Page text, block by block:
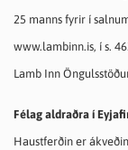
25 manns fyrir í
www.lambinn.is, í s.
Lamb Inn
Félag aldraðra í
Haustferðin er